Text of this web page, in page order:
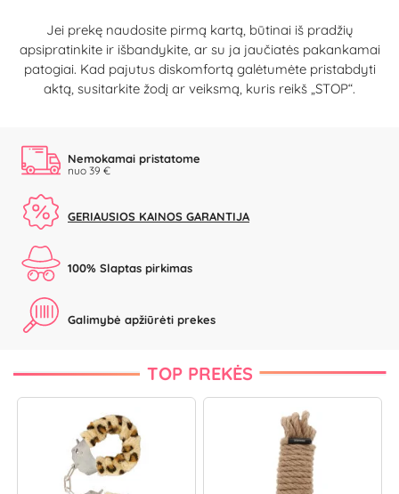
Jei prekę naudosite pirmą kartą, būtinai iš pradžių
apsipratinkite ir išbandykite, ar su ja jaučiatės pakankamai
patogiai. Kad pajutus diskomfortą galėtumėte pristabdyti
aktą, susitarkite žodį ar veiksmą, kuris reikš „STOP“.
Nemokamai pristatome
nuo 39 €
GERIAUSIOS KAINOS GARANTIJA
100% Slaptas pirkimas
Galimybė apžiūrėti prekes
TOP PREKĖS